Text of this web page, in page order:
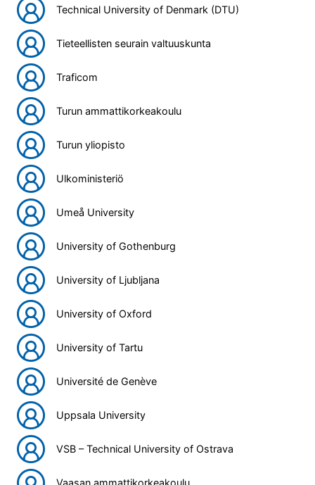
Technical University of Denmark (DTU)
Tieteellisten seurain valtuuskunta
Traficom
Turun ammattikorkeakoulu
Turun yliopisto
Ulkoministeriö
Umeå University
University of Gothenburg
University of Ljubljana
University of Oxford
University of Tartu
Université de Genève
Uppsala University
VSB – Technical University of Ostrava
Vaasan ammattikorkeakoulu